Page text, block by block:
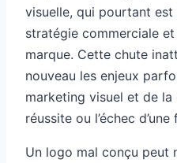
visuelle, qui pourtant
stratégie commerciale et
marque. Cette chute
nouveau les enjeux
marketing visuel et de
réussite ou l’échec d’une
Un logo mal conçu peut